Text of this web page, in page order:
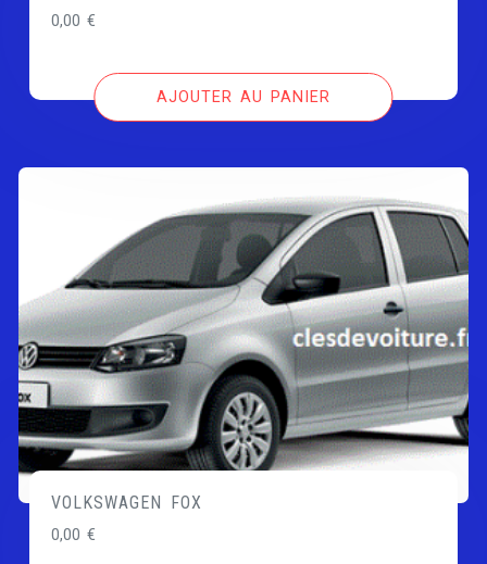
0,00€
AJOUTER AU PANIER
VOLKSWAGEN FOX
0,00€